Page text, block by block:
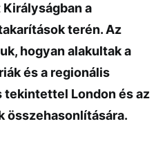
a
terén. Az
hogyan alakultak a
és a regionális
tekintettel London és az
összehasonlítására.